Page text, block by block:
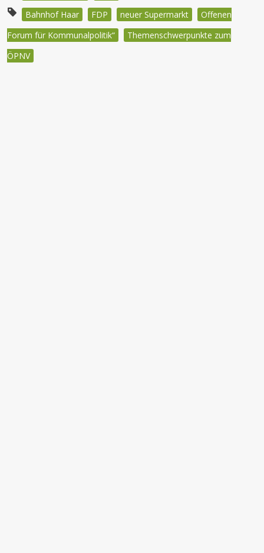
Bahnhof Haar
FDP neuer Supermarkt
Offenen
Forum für Kommunalpolitik“
Themenschwerpunkte zum
ÖPNV